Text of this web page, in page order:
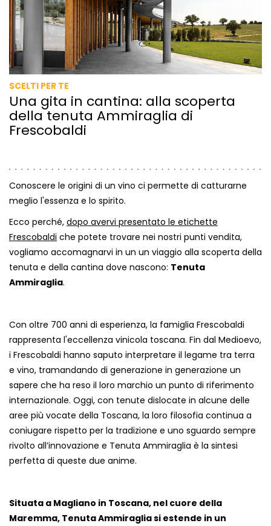
SCELTI PER TE
Una gita in cantina: alla scoperta
della tenuta Ammiraglia di
Frescobaldi
Conoscere le origini di un vino ci permette di catturarne
meglio l'essenza e lo spirito.
Ecco perché, dopo avervi presentato le etichette
Frescobaldi che potete trovare nei nostri punti vendita,
vogliamo accomagnarvi in un un viaggio alla scoperta della
tenuta e della cantina dove nascono: Tenuta
Ammiraglia.
Con oltre 700 anni di esperienza, la famiglia Frescobaldi
rappresenta l'eccellenza vinicola toscana. Fin dal Medioevo,
i Frescobaldi hanno saputo interpretare il legame tra terra
e vino, tramandando di generazione in generazione un
sapere che ha reso il loro marchio un punto di riferimento
internazionale. Oggi, con tenute dislocate in alcune delle
aree più vocate della Toscana, la loro filosofia continua a
coniugare rispetto per la tradizione e uno sguardo sempre
rivolto all’innovazione e Tenuta Ammiraglia è la sintesi
perfetta di queste due anime.
Situata a Magliano in Toscana, nel cuore della
Maremma, Tenuta Ammiraglia si estende in un